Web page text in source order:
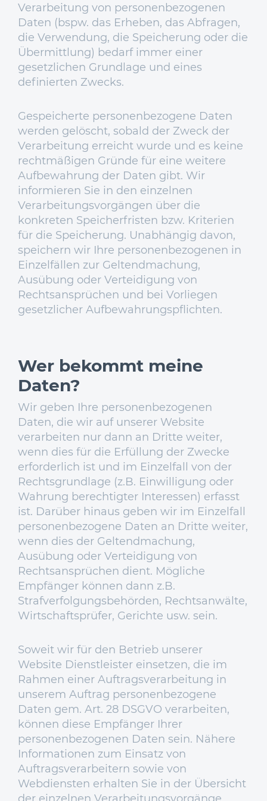
Verarbeitung von personenbezogenen
Daten (bspw. das Erheben, das Abfragen,
die Verwendung, die Speicherung oder die
Übermittlung) bedarf immer einer
gesetzlichen Grundlage und eines
definierten Zwecks.
Gespeicherte personenbezogene Daten
werden gelöscht, sobald der Zweck der
Verarbeitung erreicht wurde und es keine
rechtmäßigen Gründe für eine weitere
Aufbewahrung der Daten gibt. Wir
informieren Sie in den einzelnen
Verarbeitungsvorgängen über die
konkreten Speicherfristen bzw. Kriterien
für die Speicherung. Unabhängig davon,
speichern wir Ihre personenbezogenen in
Einzelfällen zur Geltendmachung,
Ausübung oder Verteidigung von
Rechtsansprüchen und bei Vorliegen
gesetzlicher Aufbewahrungspflichten.
Wer bekommt meine
Daten?
Wir geben Ihre personenbezogenen
Daten, die wir auf unserer Website
verarbeiten nur dann an Dritte weiter,
wenn dies für die Erfüllung der Zwecke
erforderlich ist und im Einzelfall von der
Rechtsgrundlage (z.B. Einwilligung oder
Wahrung berechtigter Interessen) erfasst
ist. Darüber hinaus geben wir im Einzelfall
personenbezogene Daten an Dritte weiter,
wenn dies der Geltendmachung,
Ausübung oder Verteidigung von
Rechtsansprüchen dient. Mögliche
Empfänger können dann z.B.
Strafverfolgungsbehörden, Rechtsanwälte,
Wirtschaftsprüfer, Gerichte usw. sein.
Soweit wir für den Betrieb unserer
Website Dienstleister einsetzen, die im
Rahmen einer Auftragsverarbeitung in
unserem Auftrag personenbezogene
Daten gem. Art. 28 DSGVO verarbeiten,
können diese Empfänger Ihrer
personenbezogenen Daten sein. Nähere
Informationen zum Einsatz von
Auftragsverarbeitern sowie von
Webdiensten erhalten Sie in der Übersicht